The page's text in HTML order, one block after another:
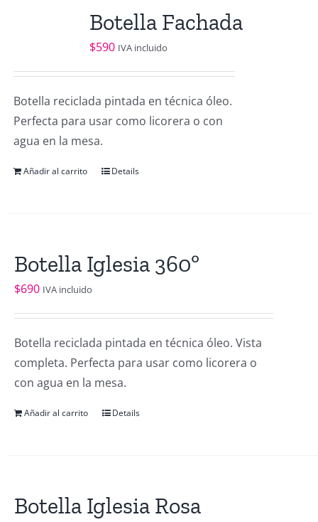
Botella Fachada
$590 IVA incluido
Botella reciclada pintada en técnica óleo.
Perfecta para usar como licorera o con
agua en la mesa.
Añadir al carrito Details
Botella Iglesia 360º
$690 IVA incluido
Botella reciclada pintada en técnica óleo. Vista
completa. Perfecta para usar como licorera o
con agua en la mesa.
Añadir al carrito Details
Botella Iglesia Rosa